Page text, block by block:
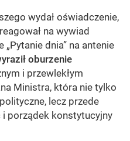
wydał oświadczenie,
na wywiad
dnia” na antenie
oburzenie
i przewlekłym
Ministra, która nie tylko
lecz przede
porządek konstytucyjny